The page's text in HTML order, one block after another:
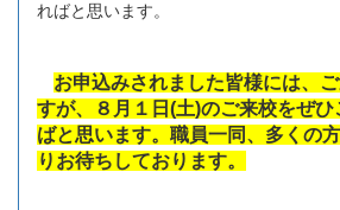
ればと思います。
お申込みされました皆様には、
すが、８月１日(土)のご来校をぜ
ばと思います。職員一同、多くの
りお待ちしております。